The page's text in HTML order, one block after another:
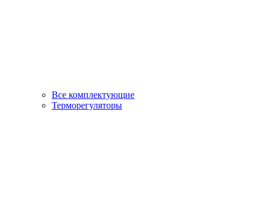
Все комплектующие
Терморегуляторы